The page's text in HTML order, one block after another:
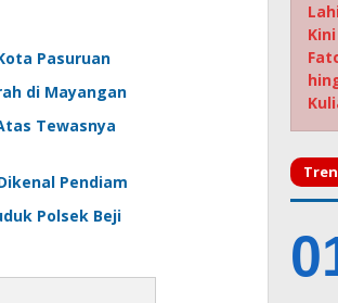
Pasuruan
di Mayangan
Tewasnya
Pendiam
Polsek Beji